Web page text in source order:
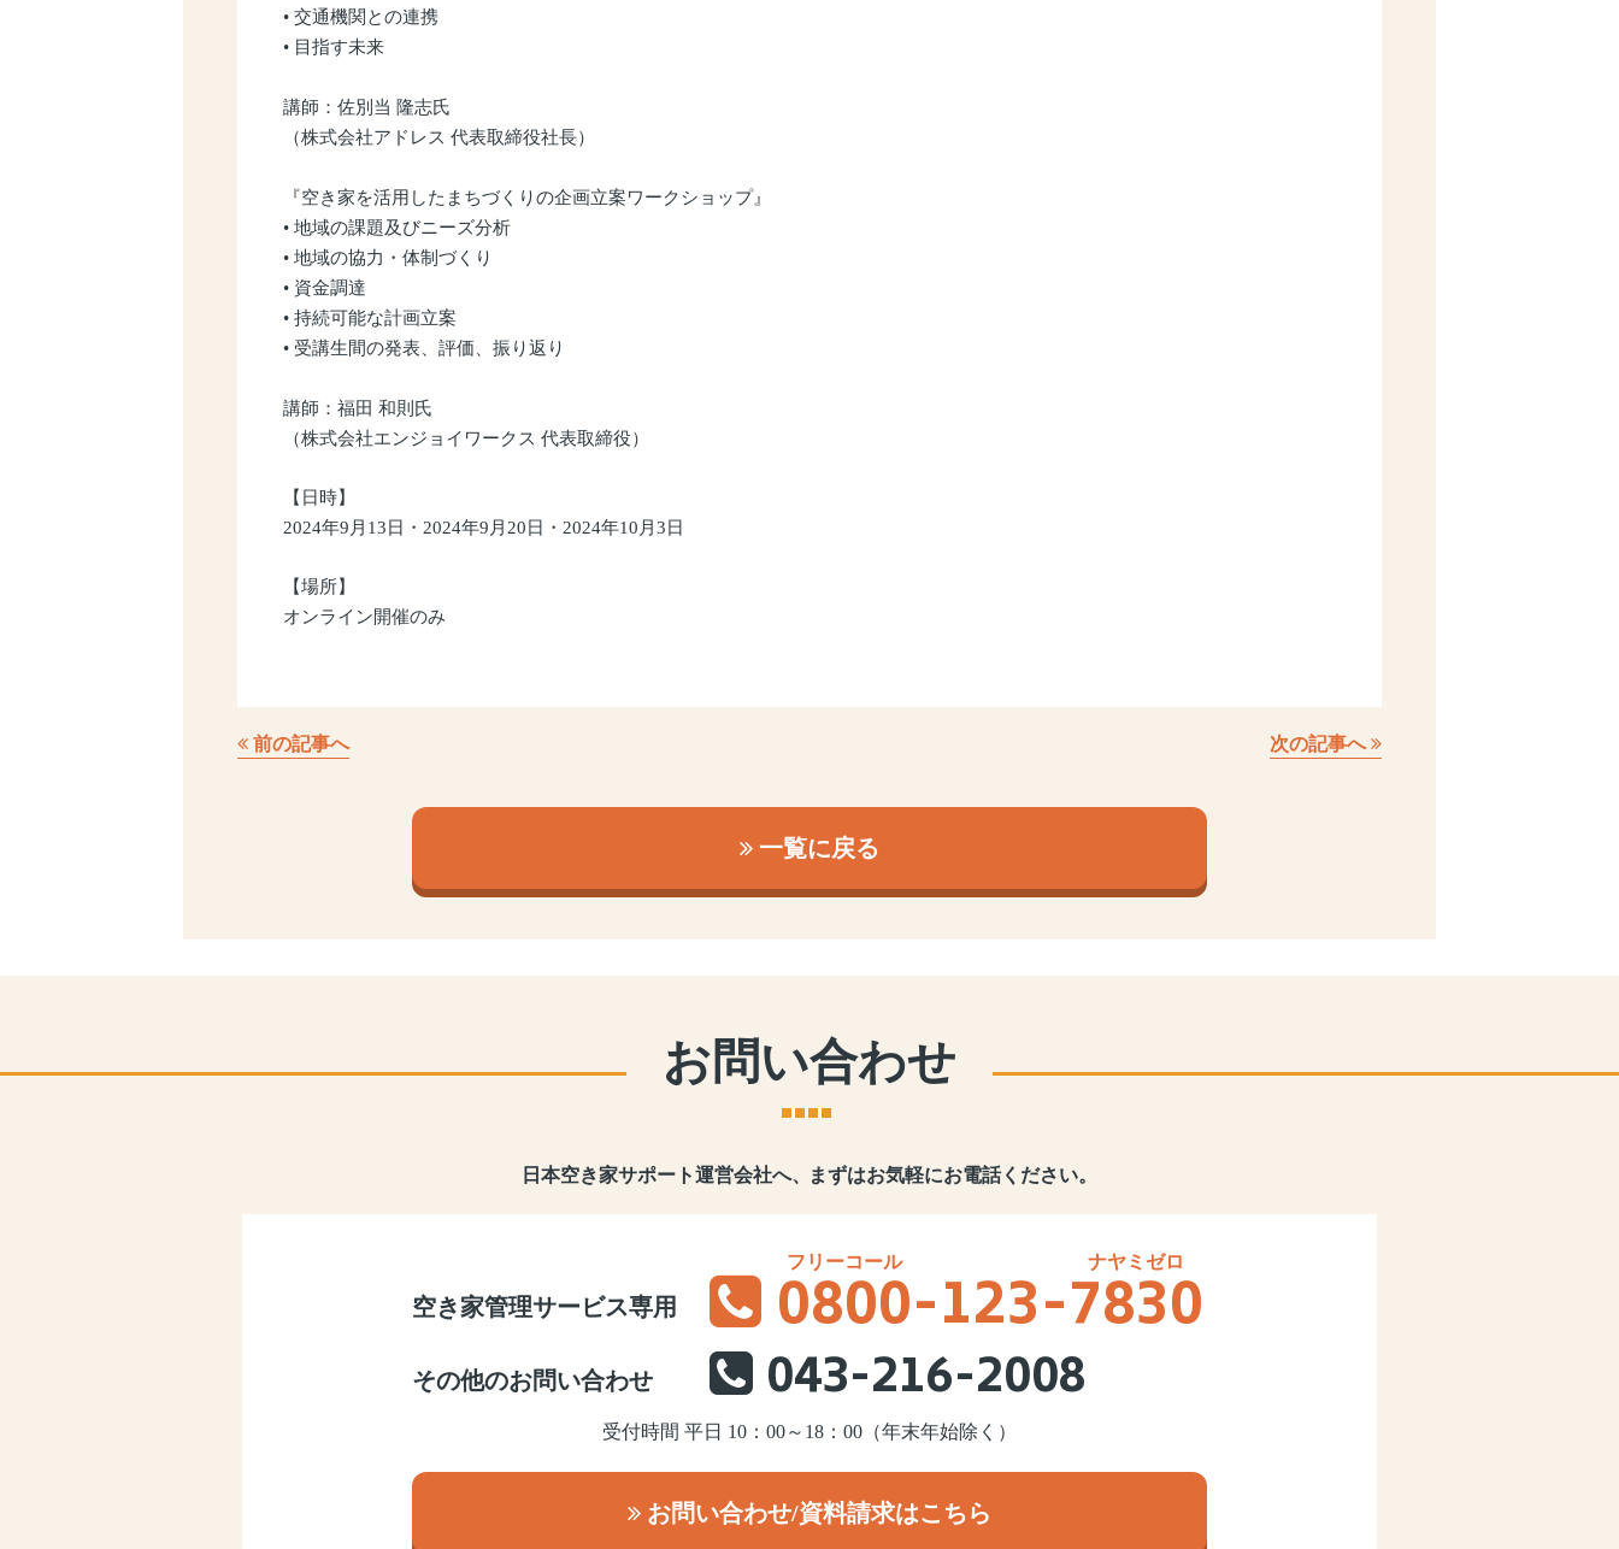
• 交通機関との連携
• 目指す未来
講師：佐別当 隆志氏
（株式会社アドレス 代表取締役社長）
『空き家を活用したまちづくりの企画立案ワークショップ』
• 地域の課題及びニーズ分析
• 地域の協力・体制づくり
• 資金調達
• 持続可能な計画立案
• 受講生間の発表、評価、振り返り
講師：福田 和則氏
（株式会社エンジョイワークス 代表取締役）
【日時】
2024年9月13日・2024年9月20日・2024年10月3日
【場所】
オンライン開催のみ
前の記事へ 次の記事へ
一覧に戻る
お問い合わせ
日本空き家サポート運営会社へ、 まずはお気軽にお電話ください。
空き家管理サービス専用 0800-123-7830
その他のお問い合わせ 043-216-2008
受付時間 平日 10：00～18：00（年末年始除く）
お問い合わせ/資料請求はこちら